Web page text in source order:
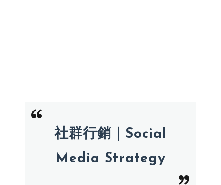
社群行銷｜Social
Media Strategy